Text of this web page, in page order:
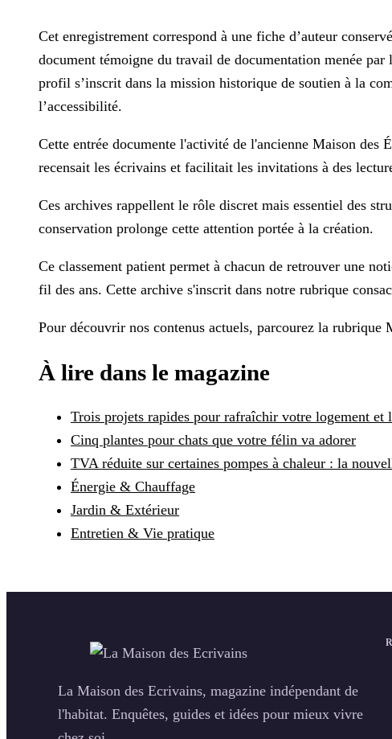
Cet enregistrement correspond à une fiche d’auteur
document témoigne du travail de documentation menée
profil s’inscrit dans la mission historique de soutien à la
l’accessibilité.
Cette entrée documente l'activité de l'ancienne Maison
recensait les écrivains et facilitait les invitations à des
Ces archives rappellent le rôle discret mais essentiel des
conservation prolonge cette attention portée à la création.
Ce classement patient permet à chacun de retrouver une
fil des ans. Cette archive s'inscrit dans notre rubrique
Pour découvrir nos contenus actuels, parcourez la rubrique
À lire dans le magazine
Trois projets rapides pour rafraîchir votre logement et
Cinq plantes pour chats que votre félin va adorer
TVA réduite sur certaines pompes à chaleur : la
Énergie & Chauffage
Jardin & Extérieur
Entretien & Vie pratique
La Maison des Ecrivains, magazine indépendant de
l'habitat. Enquêtes, guides et idées pour mieux vivre